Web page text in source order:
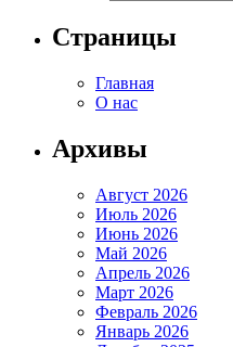
Страницы
Главная
О нас
Архивы
Август 2026
Июль 2026
Июнь 2026
Май 2026
Апрель 2026
Март 2026
Февраль 2026
Январь 2026